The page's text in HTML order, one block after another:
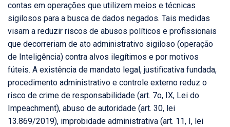
contas em operações que utilizem meios e técnicas
sigilosos para a busca de dados negados. Tais medidas
visam a reduzir riscos de abusos políticos e profissionais
que decorreriam de ato administrativo sigiloso (operação
de Inteligência) contra alvos ilegítimos e por motivos
fúteis. A existência de mandato legal, justificativa fundada,
procedimento administrativo e controle externo reduz o
risco de crime de responsabilidade (art. 7o, IX, Lei do
Impeachment), abuso de autoridade (art. 30, lei
13.869/2019), improbidade administrativa (art. 11, I, lei